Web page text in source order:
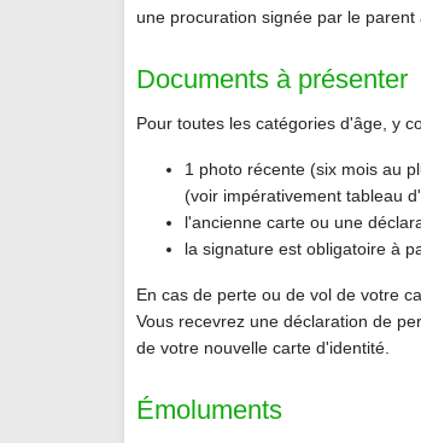
une procuration signée par le
Documents à présenter
Pour toutes les catégories d'âge, y
1 photo récente (six mois au
(voir impérativement tableau
l'ancienne carte ou une
la signature est obligatoire à
En cas de perte ou de vol de votre
Vous recevrez une déclaration de
de votre nouvelle carte d'identité.
Émoluments